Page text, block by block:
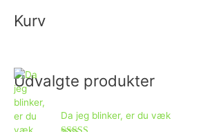
Kurv
Udvalgte produkter
Da jeg blinker, er du væk